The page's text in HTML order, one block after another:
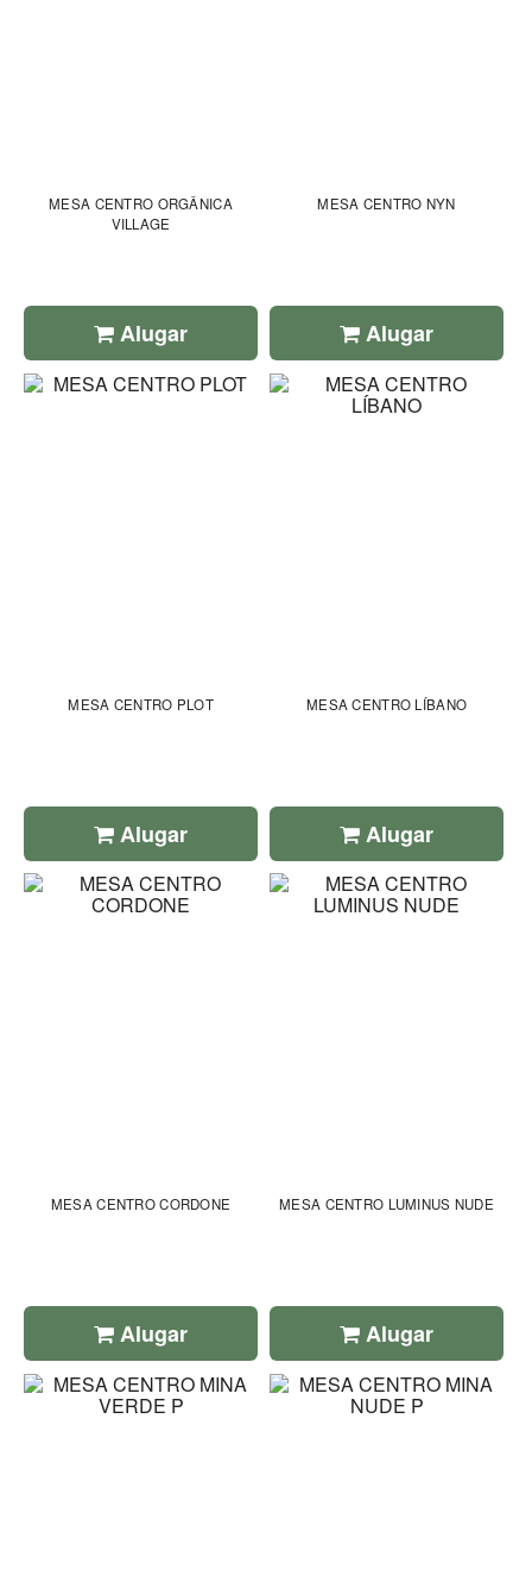
MESA CENTRO ORGÂNICA
VILLAGE
Alugar
MESA CENTRO NYN
Alugar
MESA CENTRO PLOT
Alugar
MESA CENTRO LÍBANO
Alugar
MESA CENTRO CORDONE
Alugar
MESA CENTRO LUMINUS NUDE
Alugar